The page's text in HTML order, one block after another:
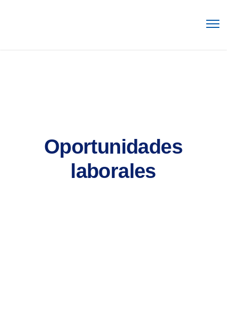
Oportunidades
laborales